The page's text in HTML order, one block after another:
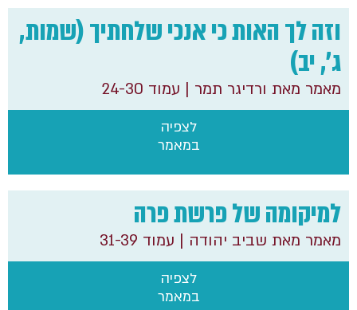
לצפיה
במאמר
וזה לך האות כי אנכי שלחתיך (שמות,
ג', יב)
מאמר מאת ורדיגר תמר | עמוד 24-30
לצפיה
במאמר
למיקומה של פרשת פרה
מאמר מאת שביב יהודה | עמוד 31-39